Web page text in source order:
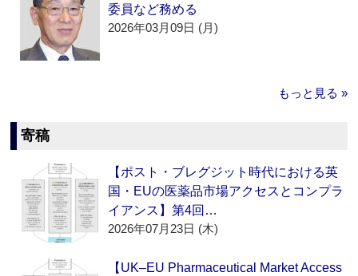
委員など務める
2026年03月09日 (月)
もっと見る »
寄稿
【ポスト・ブレグジット時代における英
国・EUの医薬品市場アクセスとコンプラ
イアンス】第4回…
2026年07月23日 (木)
【UK–EU Pharmaceutical Market Access